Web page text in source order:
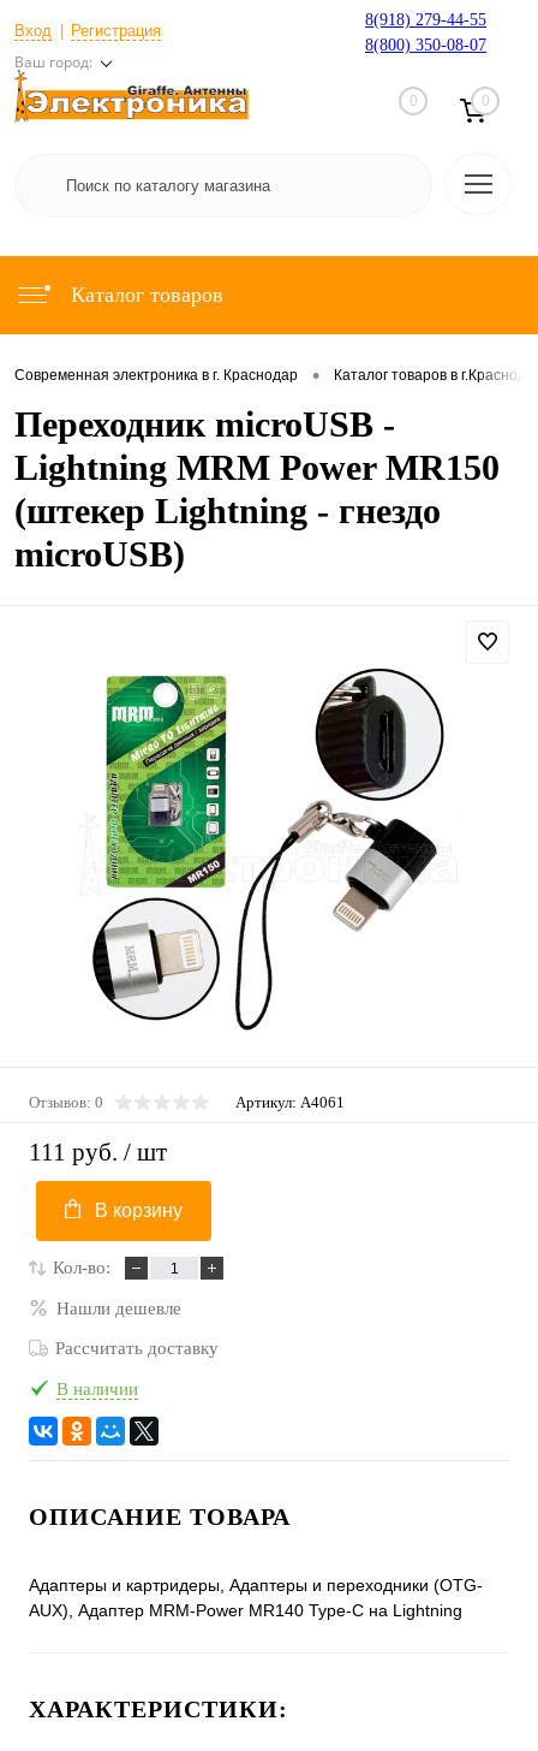
Вход Регистрация
Ваш город:
8(918) 279-44-55
8(800) 350-08-07
0 0
Каталог товаров
Современная электроника в г. Краснодар • Каталог товаров в
Переходник microUSB -
Lightning MRM Power MR150
(штекер Lightning - гнездо
microUSB)
Отзывов: 0 Артикул: A4061
111 руб. / шт
В корзину
Кол-во:
Нашли дешевле
Рассчитать доставку
В наличии
ОПИСАНИЕ ТОВАРА
Адаптеры и картридеры, Адаптеры и переходники (OTG-
AUX), Адаптер MRM-Power MR140 Type-C на Lightning
ХАРАКТЕРИСТИКИ: